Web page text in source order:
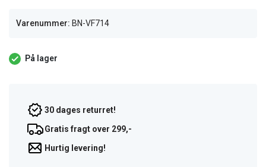
Varenummer: BN-VF714
På lager
30 dages returret!
Gratis fragt over 299,-
Hurtig levering!